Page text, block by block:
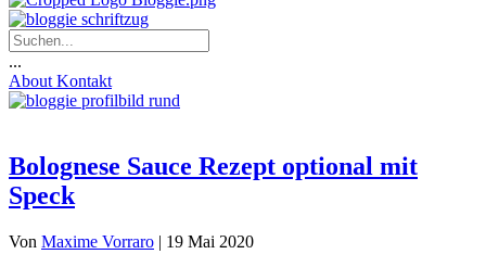
...
About Kontakt
Bolognese Sauce Rezept optional mit
Speck
Von Maxime Vorraro | 19 Mai 2020